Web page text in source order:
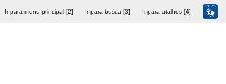
Ir para menu principal [2] Ir para busca [3] Ir para atalhos [4]